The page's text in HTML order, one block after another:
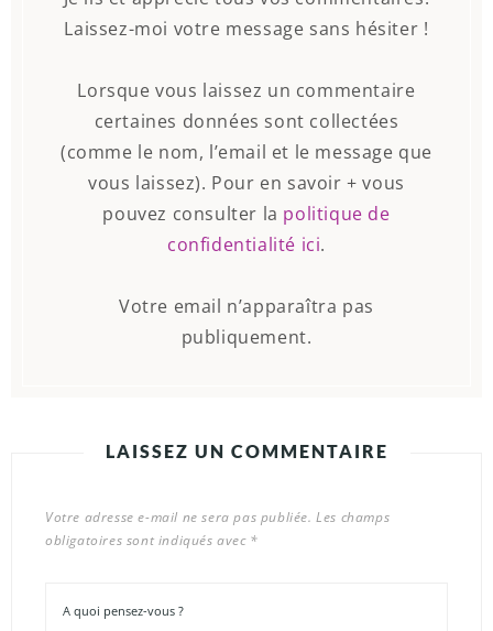
Laissez-moi votre message sans hésiter !
Lorsque vous laissez un commentaire
certaines données sont collectées
(comme le nom, l’email et le message que
vous laissez). Pour en savoir + vous
pouvez consulter la politique de
confidentialité ici.
Votre email n’apparaîtra pas
publiquement.
LAISSEZ UN COMMENTAIRE
Votre adresse e-mail ne sera pas publiée. Les champs
obligatoires sont indiqués avec *